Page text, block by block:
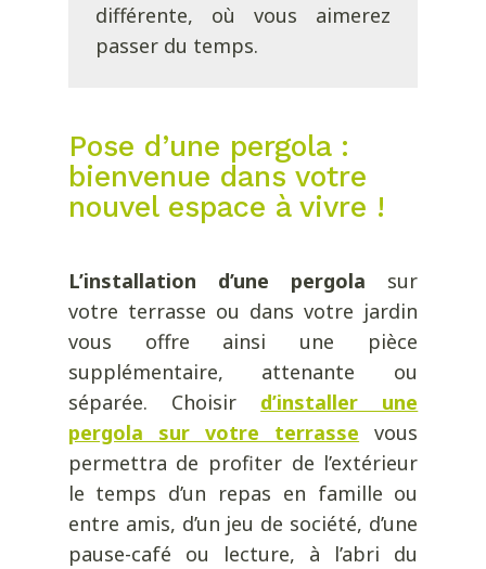
différente, où vous aimerez
passer du temps.
Pose d’une pergola :
bienvenue dans votre
nouvel espace à vivre !
L’installation d’une pergola sur
votre terrasse ou dans votre jardin
vous offre ainsi une pièce
supplémentaire, attenante ou
séparée. Choisir d’installer une
pergola sur votre terrasse vous
permettra de profiter de l’extérieur
le temps d’un repas en famille ou
entre amis, d’un jeu de société, d’une
pause-café ou lecture, à l’abri du